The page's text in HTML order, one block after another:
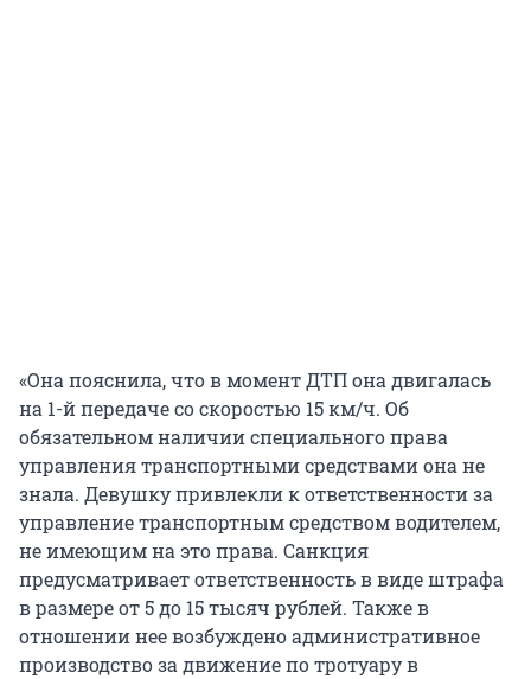
«Она пояснила, что в момент ДТП она двигалась
на 1-й передаче со скоростью 15 км/ч. Об
обязательном наличии специального права
управления транспортными средствами она не
знала. Девушку привлекли к ответственности за
управление транспортным средством водителем,
не имеющим на это права. Санкция
предусматривает ответственность в виде штрафа
в размере от 5 до 15 тысяч рублей. Также в
отношении нее возбуждено административное
производство за движение по тротуару в